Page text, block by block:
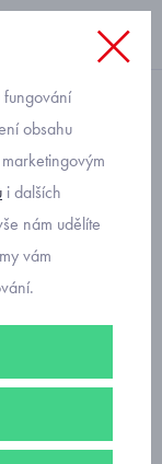
78
fungování
obsahu
i dalších
nám udělíte
vám